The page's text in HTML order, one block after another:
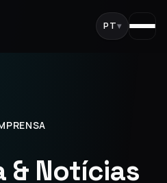
PT▾
& Notícias